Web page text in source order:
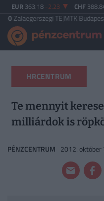
EUR 363.18 -2.23 CHF
TE|MTK Budapest2-3
HRCENTRUM
Te mennyit
milliárdok is
PÉNZCENTRUM 2012. október